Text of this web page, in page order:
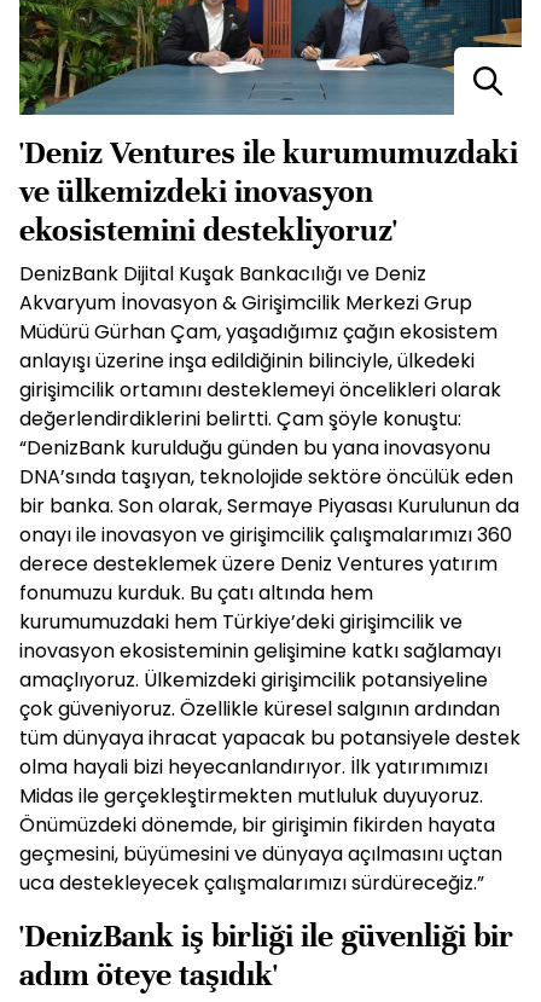
'Deniz Ventures ile kurumumuzdaki
ve ülkemizdeki inovasyon
ekosistemini destekliyoruz'
DenizBank Dijital Kuşak Bankacılığı ve Deniz
Akvaryum İnovasyon & Girişimcilik Merkezi Grup
Müdürü Gürhan Çam, yaşadığımız çağın ekosistem
anlayışı üzerine inşa edildiğinin bilinciyle, ülkedeki
girişimcilik ortamını desteklemeyi öncelikleri olarak
değerlendirdiklerini belirtti. Çam şöyle konuştu:
“DenizBank kurulduğu günden bu yana inovasyonu
DNA’sında taşıyan, teknolojide sektöre öncülük eden
bir banka. Son olarak, Sermaye Piyasası Kurulunun da
onayı ile inovasyon ve girişimcilik çalışmalarımızı 360
derece desteklemek üzere Deniz Ventures yatırım
fonumuzu kurduk. Bu çatı altında hem
kurumumuzdaki hem Türkiye’deki girişimcilik ve
inovasyon ekosisteminin gelişimine katkı sağlamayı
amaçlıyoruz. Ülkemizdeki girişimcilik potansiyeline
çok güveniyoruz. Özellikle küresel salgının ardından
tüm dünyaya ihracat yapacak bu potansiyele destek
olma hayali bizi heyecanlandırıyor. İlk yatırımımızı
Midas ile gerçekleştirmekten mutluluk duyuyoruz.
Önümüzdeki dönemde, bir girişimin fikirden hayata
geçmesini, büyümesini ve dünyaya açılmasını uçtan
uca destekleyecek çalışmalarımızı sürdüreceğiz.”
'DenizBank iş birliği ile güvenliği bir
adım öteye taşıdık'